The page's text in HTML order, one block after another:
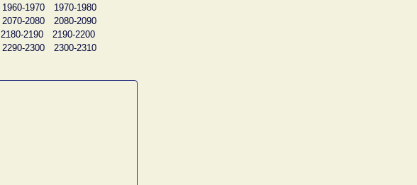
1960-1970
1970-1980
2070-2080
2080-2090
2180-2190
2190-2200
2290-2300
2300-2310